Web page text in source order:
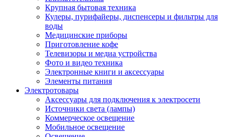
Крупная бытовая техника
Кулеры, пурифайеры, диспенсеры и фильтры для
воды
Медицинские приборы
Приготовление кофе
Телевизоры и медиа устройства
Фото и видео техника
Электронные книги и аксессуары
Элементы питания
Электротовары
Аксессуары для подключения к электросети
Источники света (лампы)
Коммерческое освещение
Мобильное освещение